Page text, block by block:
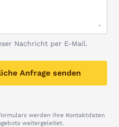
Nachricht per E-Mail.
Anfrage senden
werden Ihre Kontaktdaten
weitergeleitet.